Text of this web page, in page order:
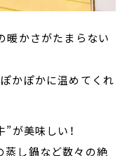
暖かさがたまらない
かぽかに温めてくれ
が美味しい！
蒸し鍋など数々の絶